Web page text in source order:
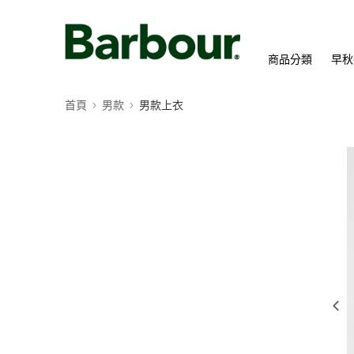
商品分類 早
首頁 男款 男款上衣